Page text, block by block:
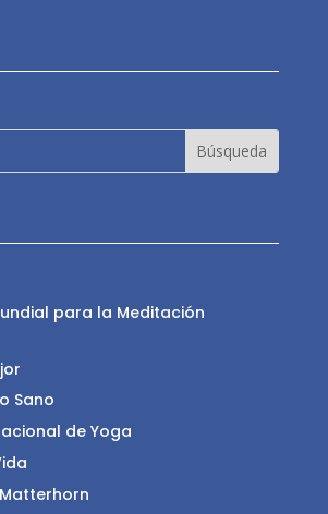
para la Meditación
Sano
de Yoga